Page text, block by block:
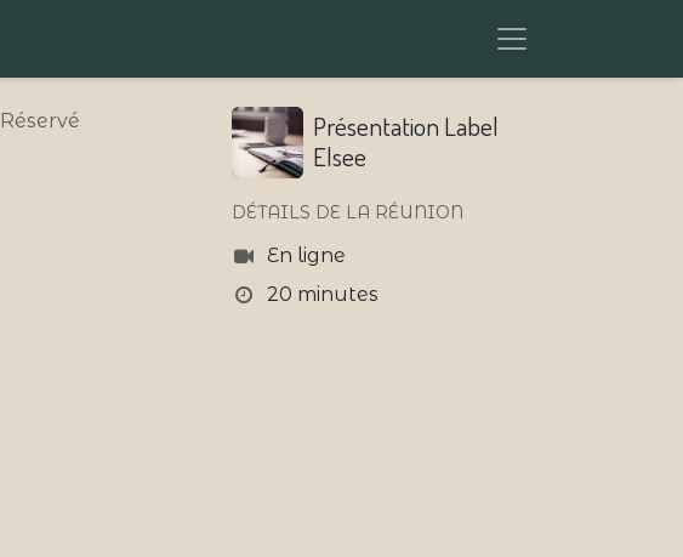
Réservé
Présentation Label
Elsee
DÉTAILS DE LA RÉUNION
En ligne
20 minutes